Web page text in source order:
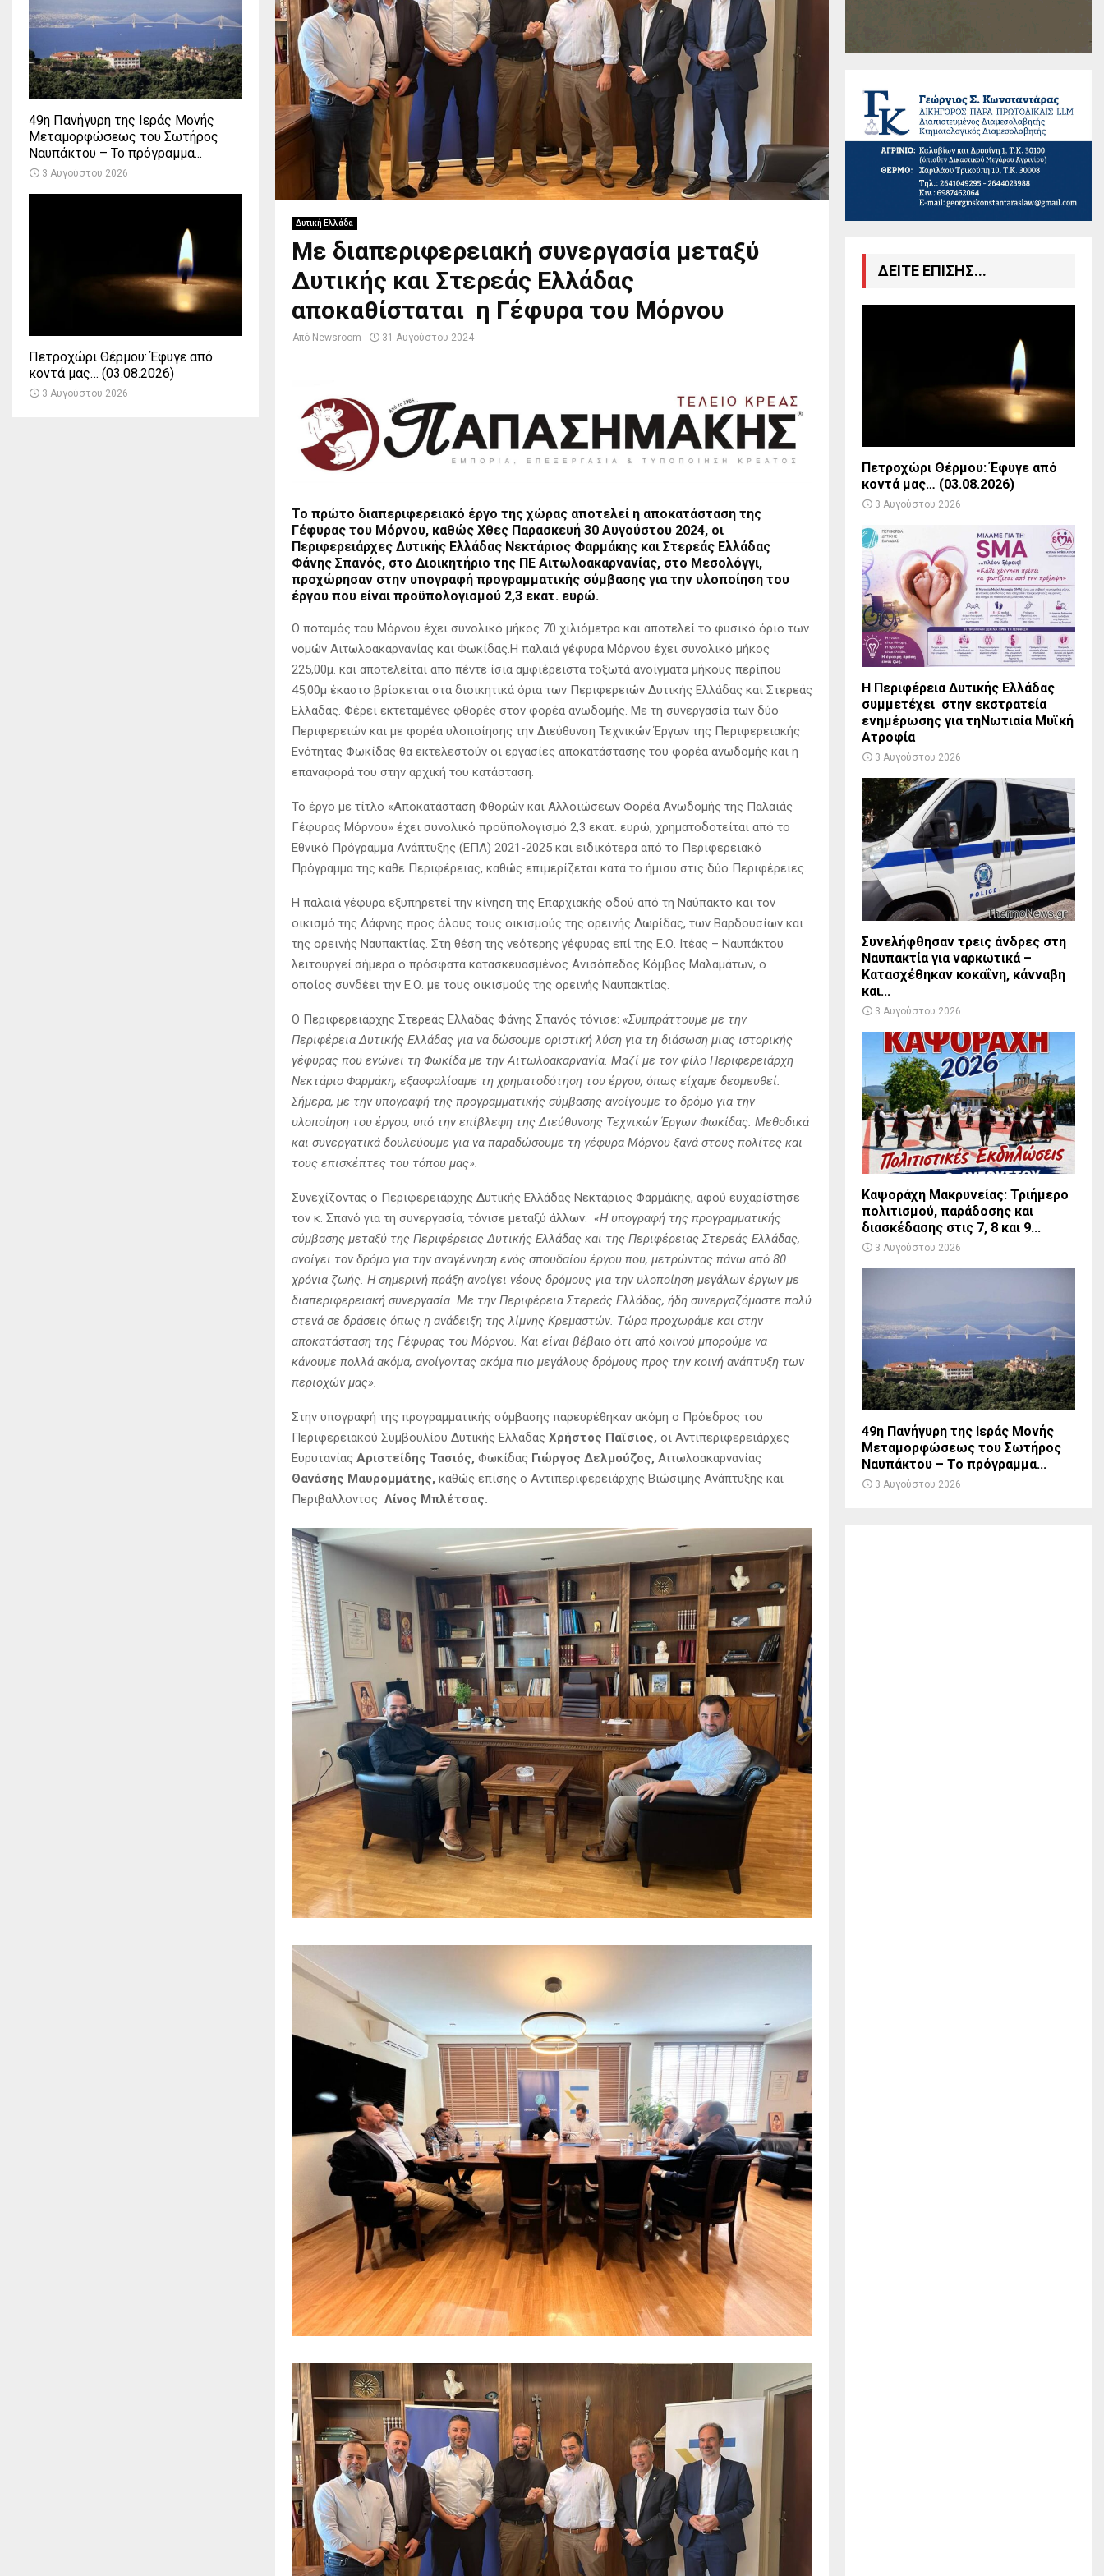
Δυτική Ελλάδα
Με διαπεριφερειακή συνεργασία μεταξύ
Δυτικής και Στερεάς Ελλάδας
αποκαθίσταται η Γέφυρα του Μόρνου
Από Newsroom 31 Αυγούστου 2024
Το πρώτο διαπεριφερειακό έργο της χώρας αποτελεί η αποκατάσταση της
Γέφυρας του Μόρνου, καθώς Χθες Παρασκευή 30 Αυγούστου 2024, οι
Περιφερειάρχες Δυτικής Ελλάδας Νεκτάριος Φαρμάκης και Στερεάς Ελλάδας
Φάνης Σπανός, στο Διοικητήριο της ΠΕ Αιτωλοακαρνανίας, στο Μεσολόγγι,
προχώρησαν στην υπογραφή προγραμματικής σύμβασης για την υλοποίηση του
έργου που είναι προϋπολογισμού 2,3 εκατ. ευρώ.
Ο ποταμός του Μόρνου έχει συνολικό μήκος 70 χιλιόμετρα και αποτελεί το φυσικό όριο των
νομών Αιτωλοακαρνανίας και Φωκίδας.Η παλαιά γέφυρα Μόρνου έχει συνολικό μήκος
225,00μ. και αποτελείται από πέντε ίσια αμφιέρειστα τοξωτά ανοίγματα μήκους περίπου
45,00μ έκαστο βρίσκεται στα διοικητικά όρια των Περιφερειών Δυτικής Ελλάδας και Στερεάς
Ελλάδας. Φέρει εκτεταμένες φθορές στον φορέα ανωδομής. Με τη συνεργασία των δύο
Περιφερειών και με φορέα υλοποίησης την Διεύθυνση Τεχνικών Έργων της Περιφερειακής
Ενότητας Φωκίδας θα εκτελεστούν οι εργασίες αποκατάστασης του φορέα ανωδομής και η
επαναφορά του στην αρχική του κατάσταση.
Το έργο με τίτλο «Αποκατάσταση Φθορών και Αλλοιώσεων Φορέα Ανωδομής της Παλαιάς
Γέφυρας Μόρνου» έχει συνολικό προϋπολογισμό 2,3 εκατ. ευρώ, χρηματοδοτείται από το
Εθνικό Πρόγραμμα Ανάπτυξης (ΕΠΑ) 2021-2025 και ειδικότερα από το Περιφερειακό
Πρόγραμμα της κάθε Περιφέρειας, καθώς επιμερίζεται κατά το ήμισυ στις δύο Περιφέρειες.
Η παλαιά γέφυρα εξυπηρετεί την κίνηση της Επαρχιακής οδού από τη Ναύπακτο και τον
οικισμό της Δάφνης προς όλους τους οικισμούς της ορεινής Δωρίδας, των Βαρδουσίων και
της ορεινής Ναυπακτίας. Στη θέση της νεότερης γέφυρας επί της Ε.Ο. Ιτέας – Ναυπάκτου
λειτουργεί σήμερα ο πρόσφατα κατασκευασμένος Ανισόπεδος Κόμβος Μαλαμάτων, ο
οποίος συνδέει την Ε.Ο. με τους οικισμούς της ορεινής Ναυπακτίας.
Ο Περιφερειάρχης Στερεάς Ελλάδας Φάνης Σπανός τόνισε: «Συμπράττουμε με την
Περιφέρεια Δυτικής Ελλάδας για να δώσουμε οριστική λύση για τη διάσωση μιας ιστορικής
γέφυρας που ενώνει τη Φωκίδα με την Αιτωλοακαρνανία. Μαζί με τον φίλο Περιφερειάρχη
Νεκτάριο Φαρμάκη, εξασφαλίσαμε τη χρηματοδότηση του έργου, όπως είχαμε δεσμευθεί.
Σήμερα, με την υπογραφή της προγραμματικής σύμβασης ανοίγουμε το δρόμο για την
υλοποίηση του έργου, υπό την επίβλεψη της Διεύθυνσης Τεχνικών Έργων Φωκίδας. Μεθοδικά
και συνεργατικά δουλεύουμε για να παραδώσουμε τη γέφυρα Μόρνου ξανά στους πολίτες και
τους επισκέπτες του τόπου μας».
Συνεχίζοντας ο Περιφερειάρχης Δυτικής Ελλάδας Νεκτάριος Φαρμάκης, αφού ευχαρίστησε
τον κ. Σπανό για τη συνεργασία, τόνισε μεταξύ άλλων: «Η υπογραφή της προγραμματικής
σύμβασης μεταξύ της Περιφέρειας Δυτικής Ελλάδας και της Περιφέρειας Στερεάς Ελλάδας,
ανοίγει τον δρόμο για την αναγέννηση ενός σπουδαίου έργου που, μετρώντας πάνω από 80
χρόνια ζωής. Η σημερινή πράξη ανοίγει νέους δρόμους για την υλοποίηση μεγάλων έργων με
διαπεριφερειακή συνεργασία. Με την Περιφέρεια Στερεάς Ελλάδας, ήδη συνεργαζόμαστε πολύ
στενά σε δράσεις όπως η ανάδειξη της λίμνης Κρεμαστών. Τώρα προχωράμε και στην
αποκατάσταση της Γέφυρας του Μόρνου. Και είναι βέβαιο ότι από κοινού μπορούμε να
κάνουμε πολλά ακόμα, ανοίγοντας ακόμα πιο μεγάλους δρόμους προς την κοινή ανάπτυξη των
περιοχών μας».
Στην υπογραφή της προγραμματικής σύμβασης παρευρέθηκαν ακόμη ο Πρόεδρος του
Περιφερειακού Συμβουλίου Δυτικής Ελλάδας Χρήστος Παϊσιος, οι Αντιπεριφερειάρχες
Ευρυτανίας Αριστείδης Τασιός, Φωκίδας Γιώργος Δελμούζος, Αιτωλοακαρνανίας
Θανάσης Μαυρομμάτης, καθώς επίσης ο Αντιπεριφερειάρχης Βιώσιμης Ανάπτυξης και
Περιβάλλοντος Λίνος Μπλέτσας.
49η Πανήγυρη της Ιεράς Μονής
Μεταμορφώσεως του Σωτήρος
Ναυπάκτου – Το πρόγραμμα...
3 Αυγούστου 2026
Πετροχώρι Θέρμου: Έφυγε από
κοντά μας… (03.08.2026)
3 Αυγούστου 2026
ΔΕΙΤΕ ΕΠΙΣΗΣ...
Πετροχώρι Θέρμου: Έφυγε από
κοντά μας… (03.08.2026)
3 Αυγούστου 2026
Η Περιφέρεια Δυτικής Ελλάδας
συμμετέχει στην εκστρατεία
ενημέρωσης για τηΝωτιαία Μυϊκή
Ατροφία
3 Αυγούστου 2026
Συνελήφθησαν τρεις άνδρες στη
Ναυπακτία για ναρκωτικά –
Κατασχέθηκαν κοκαΐνη, κάνναβη
και...
3 Αυγούστου 2026
Καψοράχη Μακρυνείας: Τριήμερο
πολιτισμού, παράδοσης και
διασκέδασης στις 7, 8 και 9...
3 Αυγούστου 2026
49η Πανήγυρη της Ιεράς Μονής
Μεταμορφώσεως του Σωτήρος
Ναυπάκτου – Το πρόγραμμα...
3 Αυγούστου 2026